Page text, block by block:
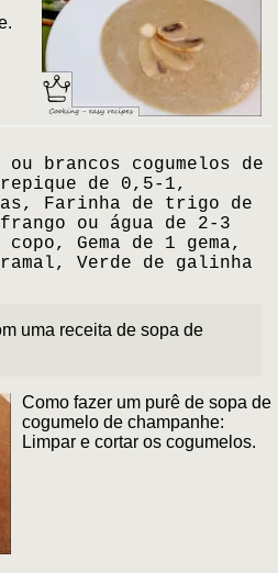
ou brancos cogumelos de
de 0,5-1,
Farinha de trigo de
ou água de 2-3
Gema de 1 gema,
Verde de galinha
uma receita de sopa de
Como fazer um purê de sopa de
cogumelo de champanhe:
Limpar e cortar os cogumelos.